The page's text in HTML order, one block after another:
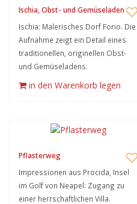
Ischia, Obst- und Gemüseladen
Ischia: Malerisches Dorf Forio. Die
Aufnahme zeigt ein Detail eines
traditionellen, originellen Obst-
und Gemüseladens.
in den Warenkorb legen
Pflasterweg
Impressionen aus Procida, Insel
im Golf von Neapel: Zugang zu
einer herrschaftlichen Villa.